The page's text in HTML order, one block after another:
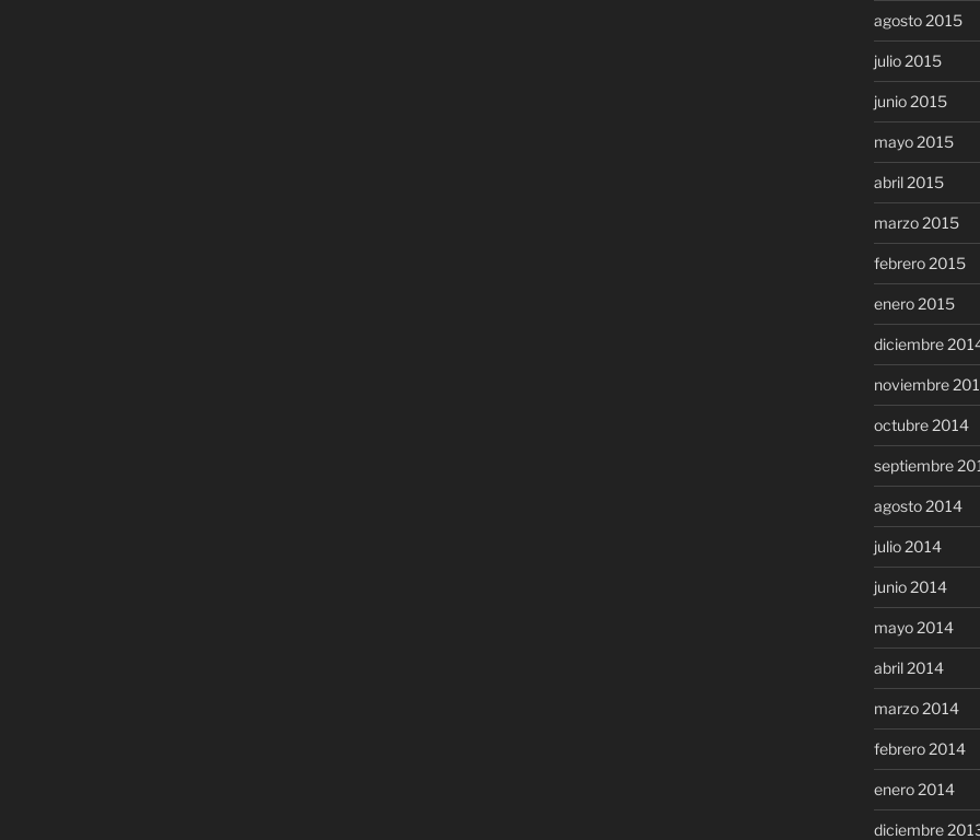
agosto 2015
julio 2015
junio 2015
mayo 2015
abril 2015
marzo 2015
febrero 2015
enero 2015
diciembre
noviembre
octubre 2014
septiembre
agosto 2014
julio 2014
junio 2014
mayo 2014
abril 2014
marzo 2014
febrero 2014
enero 2014
diciembre